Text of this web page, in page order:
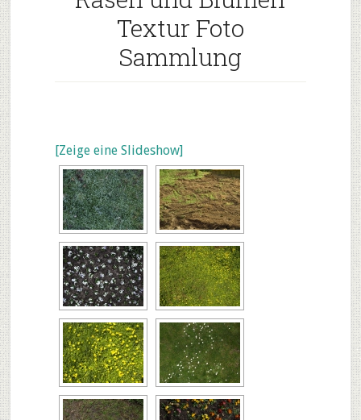
Textur Foto
Sammlung
[Zeige eine Slideshow]